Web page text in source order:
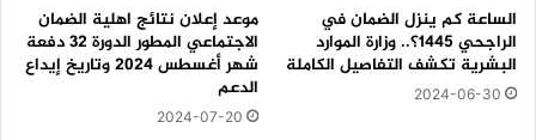
الساعة كم ينزل الضمان في
الراجحي 1445؟.. وزارة الموارد
البشرية تكشف التفاصيل الكاملة
2024-06-30
موعد إعلان نتائج اهلية الضمان
الاجتماعي المطور الدورة 32 دفعة
شهر أغسطس 2024 وتاريخ إيداع
الدعم
2024-07-20